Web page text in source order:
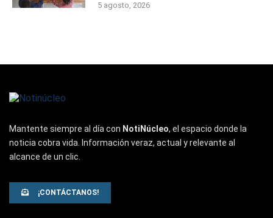
5 agosto, 2026
Mantente siempre al día con NotiNúcleo, el espacio donde la
noticia cobra vida. Información veraz, actual y relevante al
alcance de un clic.
¡CONTÁCTANOS!